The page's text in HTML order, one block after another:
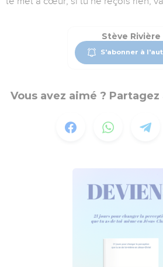
Stève Rivière
S'abonner à
Vous avez aimé ?